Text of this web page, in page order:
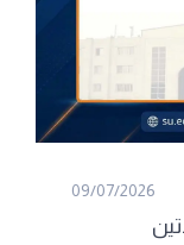
09/07/2026